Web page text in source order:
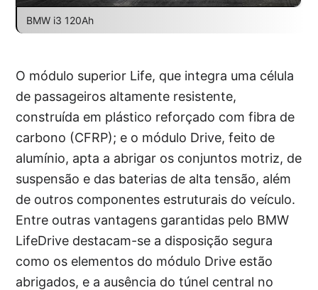
BMW i3 120Ah
O módulo superior Life, que integra uma célula
de passageiros altamente resistente,
construída em plástico reforçado com fibra de
carbono (CFRP); e o módulo Drive, feito de
alumínio, apta a abrigar os conjuntos motriz, de
suspensão e das baterias de alta tensão, além
de outros componentes estruturais do veículo.
Entre outras vantagens garantidas pelo BMW
LifeDrive destacam-se a disposição segura
como os elementos do módulo Drive estão
abrigados, e a ausência do túnel central no